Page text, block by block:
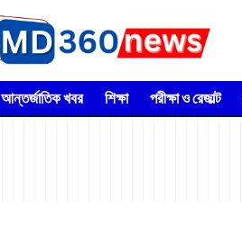
আন্তর্জাতিক খবর শিক্ষা পরীক্ষা ও রেজাল্ট